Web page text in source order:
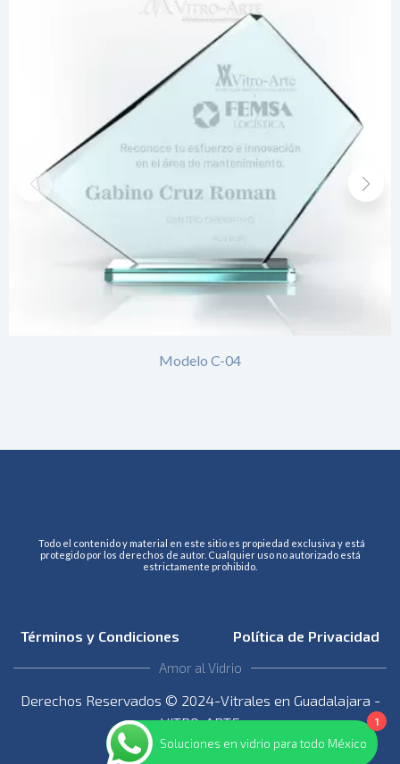
Modelo C-04
Todo el contenido y material en este sitio es propiedad exclusiva y está
protegido por los derechos de autor. Cualquier uso no autorizado está
estrictamente prohibido.
Términos y Condiciones Política de Privacidad
Amor al Vidrio
Derechos Reservados © 2024-Vitrales en Guadalajara -
VITRO-ARTE
1
Soluciones en vidrio para todo México